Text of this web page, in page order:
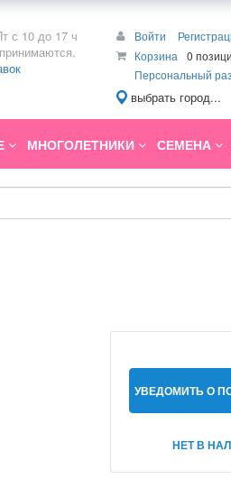
с 10 до 17 ч
Войти
Корзина
0
Персональный
выбрать город...
МНОГОЛЕТНИКИ СЕМЕНА
УВЕДОМИТЬ О
НЕТ В